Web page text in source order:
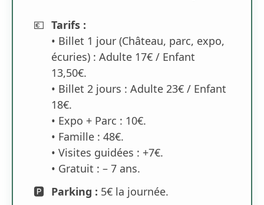
💶 Tarifs :
• Billet 1 jour (Château, parc, expo,
écuries) : Adulte 17€ / Enfant
13,50€.
• Billet 2 jours : Adulte 23€ / Enfant
18€.
• Expo + Parc : 10€.
• Famille : 48€.
• Visites guidées : +7€.
• Gratuit : – 7 ans.
🅿️ Parking : 5€ la journée.